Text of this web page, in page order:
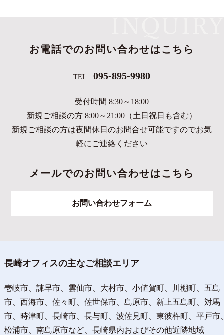
お電話でのお問い合わせはこちら
TEL 095-895-9980
受付時間 8:30～18:00
新規ご相談の方 8:00～21:00（土日祝日も含む）
新規ご相談の方は夜間休日のお問合せ可能ですのでお気
軽にご連絡ください
メールでのお問い合わせはこちら
お問い合わせフォーム
長崎オフィスの主なご相談エリア
壱岐市、諌早市、雲仙市、大村市、小値賀町、川棚町、五島
市、西海市、佐々町、佐世保市、島原市、新上五島町、対馬
市、時津町、長崎市、長与町、波佐見町、東彼杵町、平戸市
松浦市、南島原市など、長崎県内およびその他近隣地域